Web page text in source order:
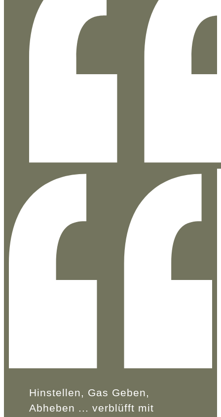
Hinstellen, Gas Geben,
Abheben ... verblüfft mit